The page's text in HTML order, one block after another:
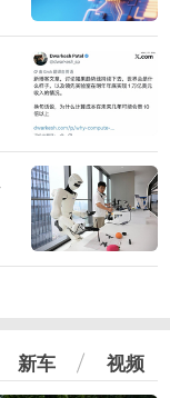
新车 视频